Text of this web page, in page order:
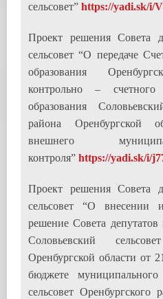
сельсовет” https://yadi.sk/i/
Проект решения Совета
сельсовет “О передаче
образования
контрольно –
образования
района Оренбургской
внешнего
контроля” https://yadi.sk/i/
Проект решения Совета
сельсовет “О внесении
решение Совета депутатов
Соловьевский
Оренбургской области от
бюджете муниципального
сельсовет Оренбургского